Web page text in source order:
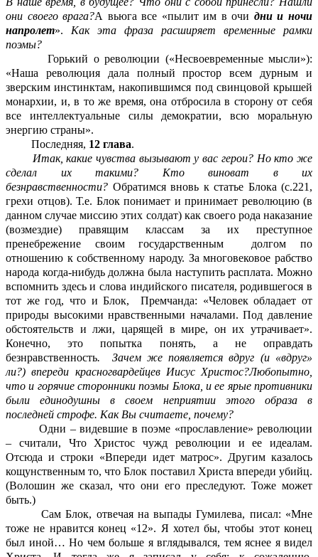
они своего врага?А вьюга все «пылит им в очи дни и ночи
напролет». Как эта фраза расширяет временные рамки
поэмы?
Горький о революции («Несвоевременные мысли»):
«Наша революция дала полный простор всем дурным и
зверским инстинктам, накопившимся под свинцовой крышей
монархии, и, в то же время, она отбросила в сторону от себя
все интеллектуальные силы демократии, всю моральную
энергию страны».
Последняя, 12 глава.
Итак, какие чувства вызывают у вас герои? Но кто же
сделал их такими? Кто виноват в их
безнравственности? Обратимся вновь к статье Блока (с.221,
грехи отцов). Т.е. Блок понимает и принимает революцию (в
данном случае миссию этих солдат) как своего рода наказание
(возмездие) правящим классам за их преступное
пренебрежение своим государственным долгом по
отношению к собственному народу. За многовековое рабство
народа когда-нибудь должна была наступить расплата. Можно
вспомнить здесь и слова индийского писателя, родившегося в
тот же год, что и Блок, Премчанда: «Человек обладает от
природы высокими нравственными началами. Под давление
обстоятельств и лжи, царящей в мире, он их утрачивает».
Конечно, это попытка понять, а не оправдать
безнравственность. Зачем же появляется вдруг (и «вдруг»
ли?) впереди красногвардейцев Иисус Христос?Любопытно,
что и горячие сторонники поэмы Блока, и ее ярые противники
были единодушны в своем неприятии этого образа в
последней строфе. Как Вы считаете, почему?
Одни – видевшие в поэме «прославление» революции
– считали, Что Христос чужд революции и ее идеалам.
Отсюда и строки «Впереди идет матрос». Другим казалось
кощунственным то, что Блок поставил Христа впереди убийц.
(Волошин же сказал, что они его преследуют. Тоже может
быть.)
Сам Блок, отвечая на выпады Гумилева, писал: «Мне
тоже не нравится конец «12». Я хотел бы, чтобы этот конец
был иной… Но чем больше я вглядывался, тем яснее я видел